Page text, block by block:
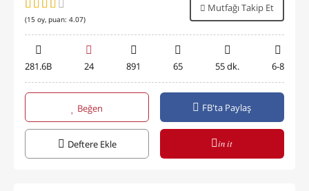
(15 oy, puan: 4.07)
Mutfağı Takip Et
281.6B 24 891 65 55 dk. 6-8
Beğen FB'ta Paylaş
Deftere Ekle in it